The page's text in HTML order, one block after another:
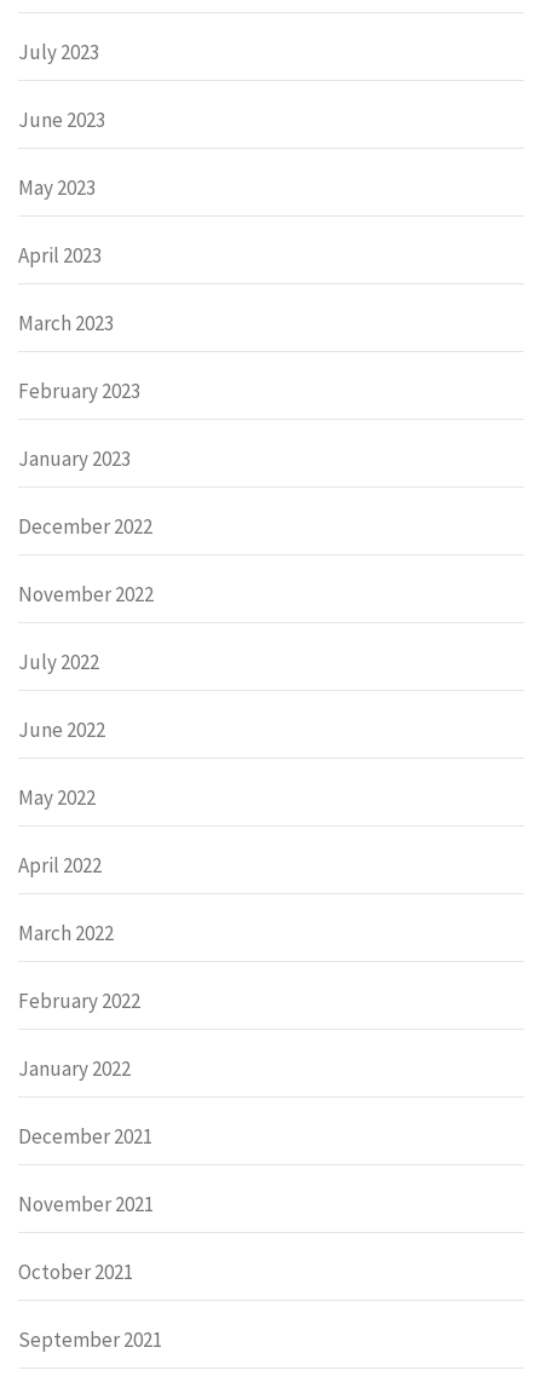
July 2023
June 2023
May 2023
April 2023
March 2023
February 2023
January 2023
December 2022
November 2022
July 2022
June 2022
May 2022
April 2022
March 2022
February 2022
January 2022
December 2021
November 2021
October 2021
September 2021